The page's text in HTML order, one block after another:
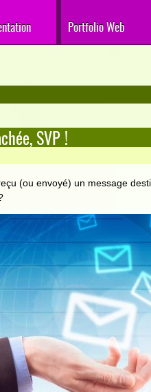
Portfolio Web
SVP !
(ou envoyé) un message